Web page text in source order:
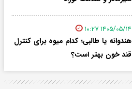
۱۴۰۵/۰۵/۱۴ ۱۰:۲۷
هندوانه یا طالبی؛ کدام‌ میوه برای کنترل
قند خون بهتر است؟